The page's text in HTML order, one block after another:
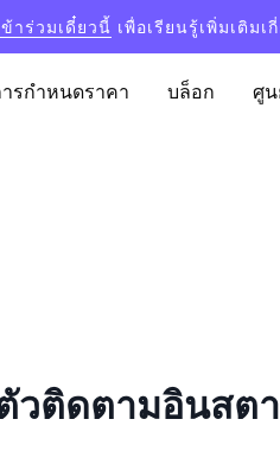
ข้าร่วมเดี๋ยวนี้ เพื่อเรียนรู้เพิ่มเติม
รกำหนดราคา บล็อก ศูน
วติดตามอินสต